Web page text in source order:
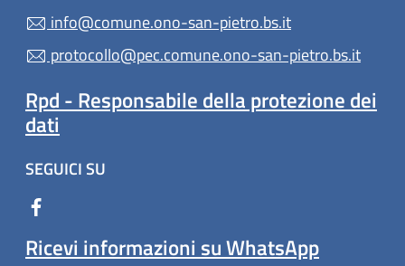
info@comune.ono-san-pietro.bs.it
protocollo@pec.comune.ono-san-pietro.bs.it
Rpd - Responsabile della protezione dei
dati
SEGUICI SU
Ricevi informazioni su WhatsApp